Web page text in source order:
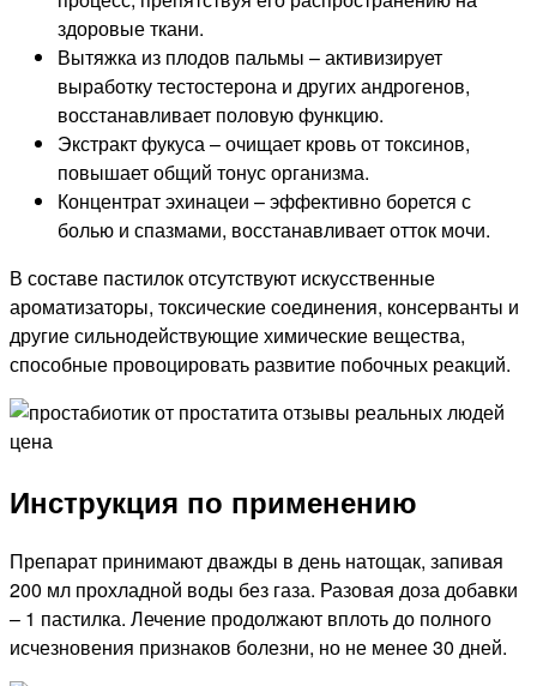
здоровые ткани.
Вытяжка из плодов пальмы – активизирует
выработку тестостерона и других андрогенов,
восстанавливает половую функцию.
Экстракт фукуса – очищает кровь от токсинов,
повышает общий тонус организма.
Концентрат эхинацеи – эффективно борется с
болью и спазмами, восстанавливает отток мочи.
В составе пастилок отсутствуют искусственные
ароматизаторы, токсические соединения, консерванты и
другие сильнодействующие химические вещества,
способные провоцировать развитие побочных реакций.
Инструкция по применению
Препарат принимают дважды в день натощак, запивая
200 мл прохладной воды без газа. Разовая доза добавки
– 1 пастилка. Лечение продолжают вплоть до полного
исчезновения признаков болезни, но не менее 30 дней.